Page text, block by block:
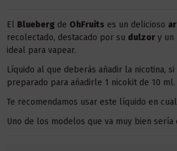
El Bluebergde OhFruits es un delicioso
recolectado, destacado por su dulzory un
ideal para vapear.
Líquido al que deberás añadir la nicotina,
preparado para añadirle 1 nicokit de 10 ml.
Te recomendamos usar este líquido en
Uno de los modelos que va muy bien sería